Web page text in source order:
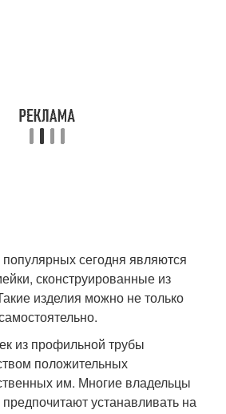
сегодня являются
сконструированные из
изделия можно не только
из профильной трубы
положительных
им. Многие владельцы
устанавливать на